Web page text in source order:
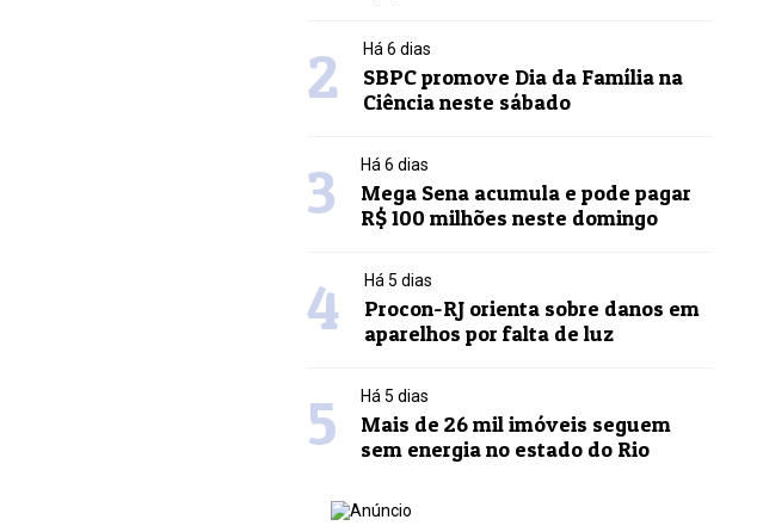
2 Há 6 dias
SBPC promove Dia da Família na
Ciência neste sábado
3 Há 6 dias
Mega Sena acumula e pode pagar
R$ 100 milhões neste domingo
4 Há 5 dias
Procon-RJ orienta sobre danos em
aparelhos por falta de luz
5 Há 5 dias
Mais de 26 mil imóveis seguem
sem energia no estado do Rio